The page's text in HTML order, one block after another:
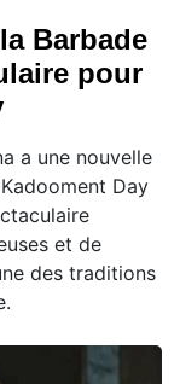
Barbade
pour
a une nouvelle
Day
et de
des traditions